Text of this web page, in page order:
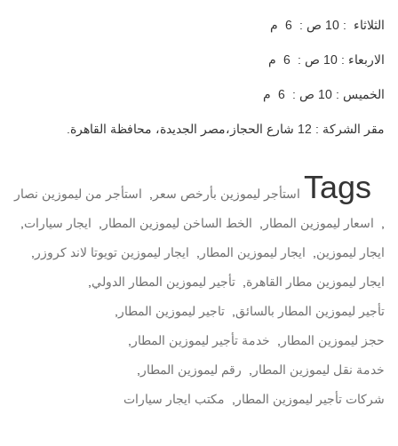
الثلاثاء : 10 ص : 6 م
الاربعاء : 10 ص : 6 م
الخميس : 10 ص : 6 م
مقر الشركة : 12 شارع الحجاز،مصر الجديدة، محافظة القاهرة.
Tags استأجر ليموزين بأرخص سعر استأجر من ليموزين نصار
اسعار ليموزين المطار الخط الساخن ليموزين المطار ايجار سيارات
ايجار ليموزين ايجار ليموزين المطار ايجار ليموزين تويوتا لاند كروزر
ايجار ليموزين مطار القاهرة تأجير ليموزين المطار الدولي
تأجير ليموزين المطار بالسائق تاجير ليموزين المطار
حجز ليموزين المطار خدمة تأجير ليموزين المطار
خدمة نقل ليموزين المطار رقم ليموزين المطار
شركات تأجير ليموزين المطار مكتب ايجار سيارات